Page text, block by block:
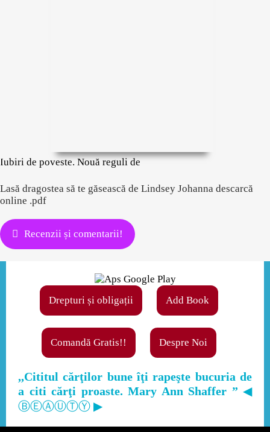
Iubiri de poveste. Nouă reguli de
Lasă dragostea să te găsească de Lindsey Johanna descarcă
online .pdf
Recenzii și comentarii!
Drepturi și obligații Add Book
Comandă Gratis!! Despre Noi
,,Cititul cărţilor bune îţi rapeşte bucuria de
a citi cărţi proaste. Mary Ann Shaffer ” ◀
ⒷⒺⒶⓊⓉⓎ ▶